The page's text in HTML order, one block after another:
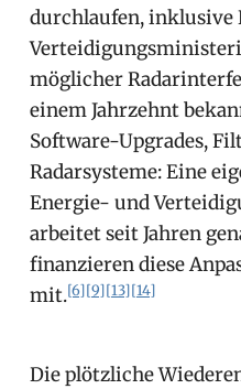
durchlaufen, inklusive
möglicher
einem Jahrzehnt
Software-Upgrades,
Radarsysteme: Eine
Energie- und
arbeitet seit Jahren
finanzieren diese
mit.[6][9][13][14]
Die plötzliche